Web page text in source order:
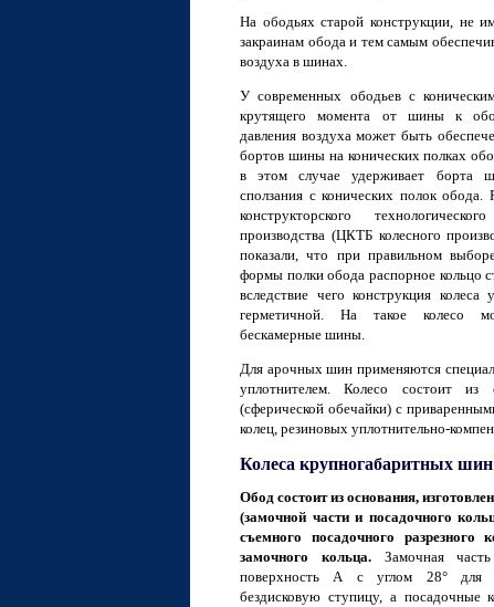
На ободьях старой конструкции, не
закраинам обода и тем самым
воздуха в шинах.
У современных ободьев с
крутящего момента от шины к
давления воздуха может быть
бортов шины на конических полках
в этом случае удерживает борта
сползания с конических полок обода.
конструкторского
производства (ЦКТБ колесного
показали, что при правильном
формы полки обода распорное кольцо
вследствие чего конструкция колеса
герметичной. На такое колесо
бескамерные шины.
Для арочных шин применяются
уплотнителем. Колесо состоит из
(сферической обечайки) с
колец, резиновых уплотнительно-
Колеса крупногабаритных шин
Обод состоит из основания,
(замочной части и посадочного
съемного посадочного разрезного
замочного кольца.Замочная
поверхность А с углом 28° для
бездисковую ступицу, а посадочные